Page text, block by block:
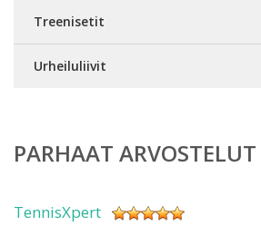
Treenisetit
Urheiluliivit
PARHAAT ARVOSTELUT
TennisXpert